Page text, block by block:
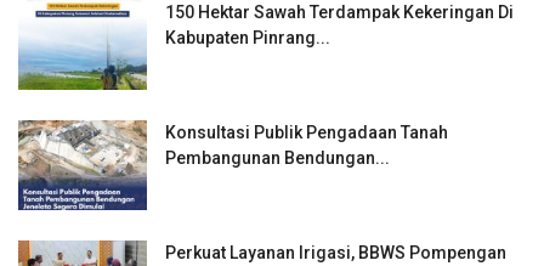
150 Hektar Sawah Terdampak Kekeringan Di
Kabupaten Pinrang...
Konsultasi Publik Pengadaan Tanah
Pembangunan Bendungan...
Perkuat Layanan Irigasi, BBWS Pompengan